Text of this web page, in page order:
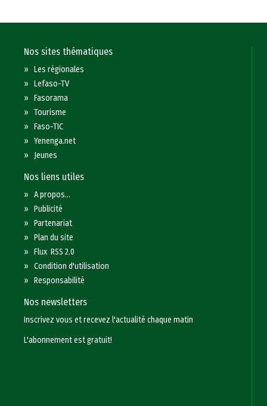
Nos sites thématiques
»Les régionales
»Lefaso-TV
»Fasorama
»Tourisme
»Faso-TIC
»Yenenga.net
» Jeunes
Nos liens utiles
»A propos...
»Publicité
»Partenariat
»Plan du site
»Flux RSS 2.0
»Condition d'utilisation
»Responsabilité
Nos newsletters
Inscrivez vous et recevez l'actualité chaque matin
L'abonnement est gratuit!